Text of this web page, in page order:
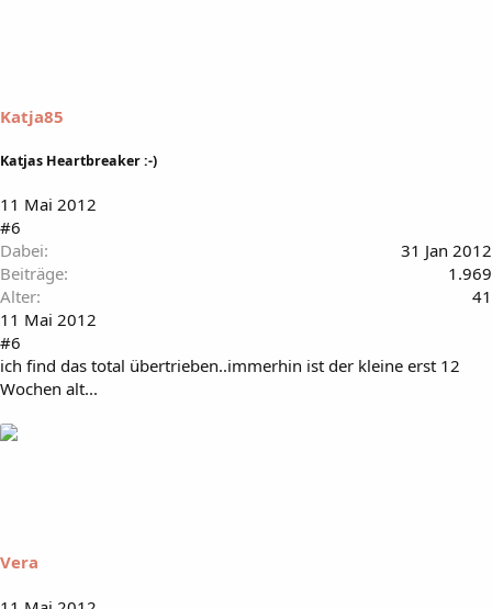
Katja85
Katjas Heartbreaker :-)
11 Mai 2012
#6
Dabei
31 Jan 2012
Beiträge
1.969
Alter
41
11 Mai 2012
#6
ich find das total übertrieben..immerhin ist der kleine erst 12
Wochen alt...
Vera